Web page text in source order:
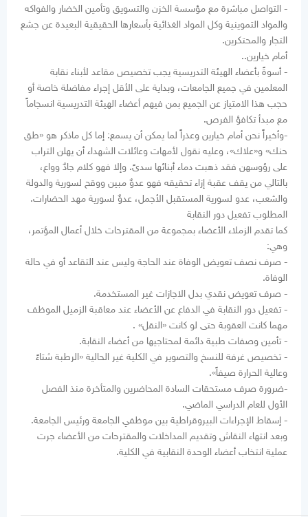
- التواصل مباشرة مع مؤسسة الخزن والتسويق وتأمين الخضار والفواكه
والمواد التموينية وكل المواد الغذائية بأسعارها الحقيقية البعيدة عن جشع
التجار والمحتكرين.
أمام خيارين..
- أسوةً بأعضاء الهيئة التدريسية يجب تخصيص مقاعد لأبناء نقابة
المعلمين في جميع الجامعات، وبداية على الأقل إجراء مفاضلة خاصة أو
حجب هذا الامتياز عن الجميع بمن فيهم أعضاء الهيئة التدريسية انسجاماً
مع مبدأ تكافؤ الفرص.
-وأخيراً نحن أمام خيارين وعذراً لما يمكن أن يسمع: إما كل ماذكر هو «طق
حنك» و«علاك»، وعليه نقول لأمهات وعائلات الشهداء أن يهلن التراب
على رؤوسهن فقد ذهبت دماء أبنائها سدىً. وإلا فهو كلام جادٌ وواع،
بالتالي من يقف عقبة إزاء تحقيقه فهو عدوٌ مبين ووقح لسورية والدولة
والشعب، عدو لسورية المستقبل الأجمل، عدوٌ لسورية مهد الحضارات.
المطلوب تفعيل دور النقابة
كما تقدم الزملاء الأعضاء بمجموعة من المقترحات خلال أعمال المؤتمر،
وهي:
- صرف نصف تعويض الوفاة عند الحاجة وليس عند التقاعد أو في حالة
الوفاة.
- صرف تعويض نقدي بدل الاجازات غير المستخدمة.
- تفعيل دور النقابة في الدفاع عن الأعضاء عند معاقبة الزميل الموظف
مهما كانت العقوبة حتى لو كانت «النقل» .
- تأمين وصفات طبية دائمة لمحتاجيها من أعضاء النقابة.
- تخصيص غرفة للنسخ والتصوير في الكلية غير الحالية «الرطبة شتاءً
وعالية الحرارة صيفاً».
-ضرورة صرف مستحقات السادة المحاضرين والمتأخرة منذ الفصل
الأول للعام الدراسي الماضي.
- إسقاط الإجراءات البيروقراطية بين موظفي الجامعة ورئيس الجامعة.
وبعد انتهاء النقاش وتقديم المداخلات والمقترحات من الأعضاء جرت
عملية انتخاب أعضاء الوحدة النقابية في الكلية.